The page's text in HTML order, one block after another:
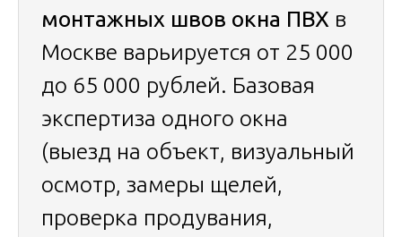
монтажных швов окна ПВХ в
Москве варьируется от 25 000
до 65 000 рублей. Базовая
экспертиза одного окна
(выезд на объект, визуальный
осмотр, замеры щелей,
проверка продувания,